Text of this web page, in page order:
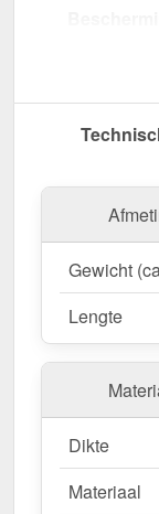
Perfect
plaat,
variant
snelle en
In kleur
Bestel nu
beschermde
Gewicht
Lengte
Dikte
Materiaal